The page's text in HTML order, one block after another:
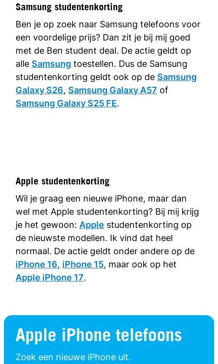
Samsung studentenkorting
Ben je op zoek naar Samsung telefoons voor
een voordelige prijs? Dan zit je bij mij goed
met de Ben student deal. De actie geldt op
alle Samsung toestellen. Dus de Samsung
studentenkorting geldt ook op de Samsung
Galaxy S26, Samsung Galaxy A57 of
Samsung Galaxy S25 FE.
Apple studentenkorting
Wil je graag een nieuwe iPhone, maar dan
wel met Apple studentenkorting? Bij mij krijg
je het gewoon: Apple studentenkorting op
de nieuwste modellen. Ik vind dat heel
normaal. De actie geldt onder andere op de
iPhone 16, iPhone 15, maar ook op het
Apple iPhone 17.
Apple iPhone telefoons
Zoek een nieuwe iPhone uit.